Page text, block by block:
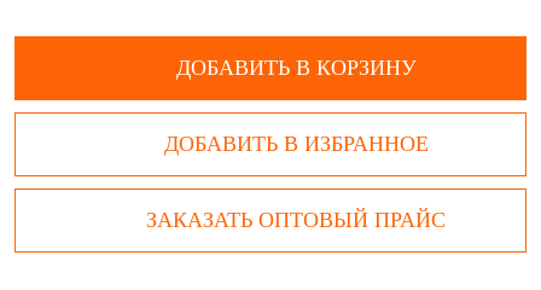
ДОБАВИТЬ В КОРЗИНУ
ДОБАВИТЬ В ИЗБРАННОЕ
ЗАКАЗАТЬ ОПТОВЫЙ ПРАЙС